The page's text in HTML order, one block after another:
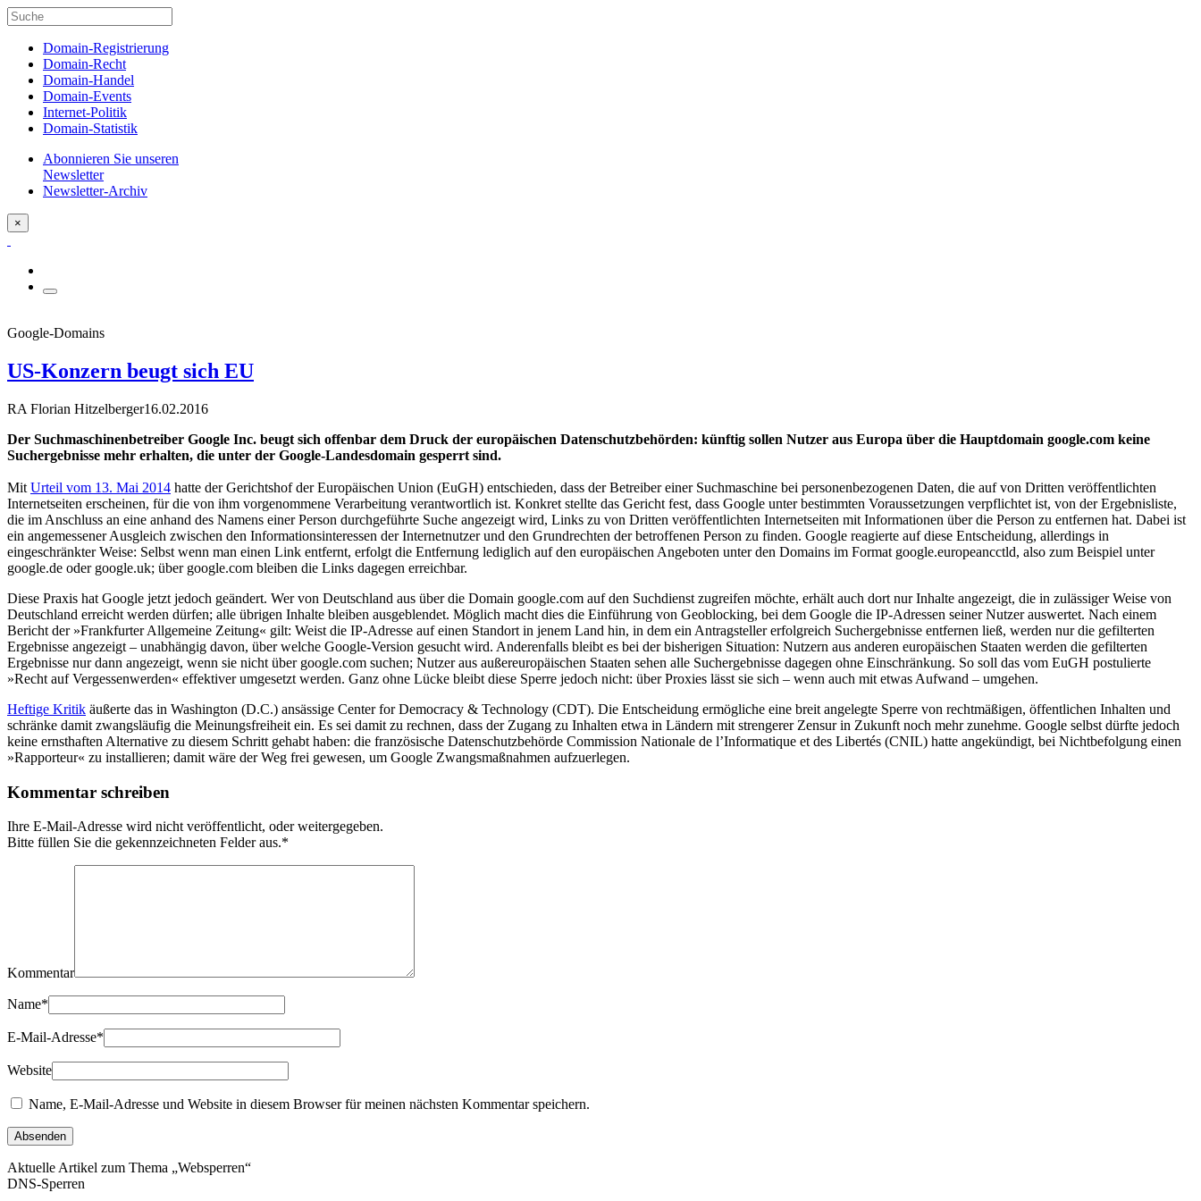
Domain-Registrierung
Domain-Recht
Domain-Handel
Domain-Events
Internet-Politik
Domain-Statistik
Abonnieren Sie unseren
Newsletter
Newsletter-Archiv
×
Google-Domains
US-Konzern beugt sich EU
RA Florian Hitzelberger16.02.2016
Der Suchmaschinenbetreiber Google Inc. beugt sich offenbar dem Druck der europäischen Datenschutzbehörden: künftig sollen Nutzer aus Europa über die Hauptdomain google.com keine
Suchergebnisse mehr erhalten, die unter der Google-Landesdomain gesperrt sind.
Mit Urteil vom 13. Mai 2014 hatte der Gerichtshof der Europäischen Union (EuGH) entschieden, dass der Betreiber einer Suchmaschine bei personenbezogenen Daten, die auf von Dritten veröffentlichten
Internetseiten erscheinen, für die von ihm vorgenommene Verarbeitung verantwortlich ist. Konkret stellte das Gericht fest, dass Google unter bestimmten Voraussetzungen verpflichtet ist, von der Ergebnisliste,
die im Anschluss an eine anhand des Namens einer Person durchgeführte Suche angezeigt wird, Links zu von Dritten veröffentlichten Internetseiten mit Informationen über die Person zu entfernen hat. Dabei ist
ein angemessener Ausgleich zwischen den Informationsinteressen der Internetnutzer und den Grundrechten der betroffenen Person zu finden. Google reagierte auf diese Entscheidung, allerdings in
eingeschränkter Weise: Selbst wenn man einen Link entfernt, erfolgt die Entfernung lediglich auf den europäischen Angeboten unter den Domains im Format google.europeancctld, also zum Beispiel unter
google.de oder google.uk; über google.com bleiben die Links dagegen erreichbar.
Diese Praxis hat Google jetzt jedoch geändert. Wer von Deutschland aus über die Domain google.com auf den Suchdienst zugreifen möchte, erhält auch dort nur Inhalte angezeigt, die in zulässiger Weise von
Deutschland erreicht werden dürfen; alle übrigen Inhalte bleiben ausgeblendet. Möglich macht dies die Einführung von Geoblocking, bei dem Google die IP-Adressen seiner Nutzer auswertet. Nach einem
Bericht der »Frankfurter Allgemeine Zeitung« gilt: Weist die IP-Adresse auf einen Standort in jenem Land hin, in dem ein Antragsteller erfolgreich Suchergebnisse entfernen ließ, werden nur die gefilterten
Ergebnisse angezeigt – unabhängig davon, über welche Google-Version gesucht wird. Anderenfalls bleibt es bei der bisherigen Situation: Nutzern aus anderen europäischen Staaten werden die gefilterten
Ergebnisse nur dann angezeigt, wenn sie nicht über google.com suchen; Nutzer aus außereuropäischen Staaten sehen alle Suchergebnisse dagegen ohne Einschränkung. So soll das vom EuGH postulierte
»Recht auf Vergessenwerden« effektiver umgesetzt werden. Ganz ohne Lücke bleibt diese Sperre jedoch nicht: über Proxies lässt sie sich – wenn auch mit etwas Aufwand – umgehen.
Heftige Kritik äußerte das in Washington (D.C.) ansässige Center for Democracy & Technology (CDT). Die Entscheidung ermögliche eine breit angelegte Sperre von rechtmäßigen, öffentlichen Inhalten und
schränke damit zwangsläufig die Meinungsfreiheit ein. Es sei damit zu rechnen, dass der Zugang zu Inhalten etwa in Ländern mit strengerer Zensur in Zukunft noch mehr zunehme. Google selbst dürfte jedoch
keine ernsthaften Alternative zu diesem Schritt gehabt haben: die französische Datenschutzbehörde Commission Nationale de l’Informatique et des Libertés (CNIL) hatte angekündigt, bei Nichtbefolgung einen
»Rapporteur« zu installieren; damit wäre der Weg frei gewesen, um Google Zwangsmaßnahmen aufzuerlegen.
Kommentar schreiben
Ihre E-Mail-Adresse wird nicht veröffentlicht, oder weitergegeben.
Bitte füllen Sie die gekennzeichneten Felder aus.*
Kommentar
Name*
E-Mail-Adresse*
Website
Name, E-Mail-Adresse und Website in diesem Browser für meinen nächsten Kommentar speichern.
Aktuelle Artikel zum Thema „Websperren“
DNS-Sperren